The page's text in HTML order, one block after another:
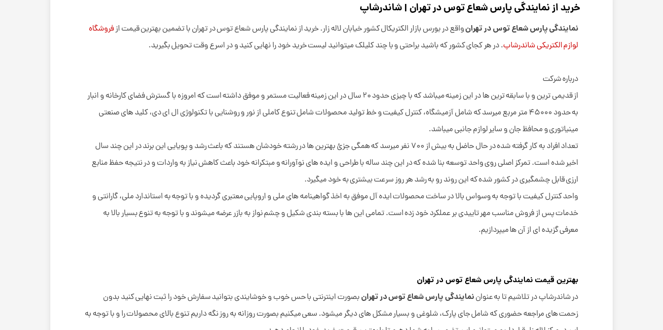
نمایندگی پارس شعاع توس در تهرانواقع در بورس بازار الکتریکال کشور خیابان لاله زار. خرید از نمایندگی پارس شعاع توس در تهران با تضمین بهترین قیمت ازفروشگاه
لوازم الکتریکی شاندرشاپ. در هر کجای کشور که باشید براحتی و با چند کلیلک میتوانید لیست خرید خود را نهایی کنید و در اسرع وقت تحویل بگیرید.
درباره شرکت
از قدیمی ترین و با سابقه ترین ها در این زمینه میباشد که با چیزی حدود 20 سال در این زمینه فعالیت مستمر و موفق داشته است که امروزه با گسترش فضای کارخانه و انبار
به حدود 45000 متر مربع میرسد که شامل آزمیشگاه، کنترل کیفیت و خط تولید محصولات شامل تنوع کاملی از نور و روشنایی با تکنولوژی ال ای دی، کلید های صنعتی
مینیاتوری و محافظ جان و سایر لوازم جانبی میباشد.
تعداد افراد به کار گرفته شده در حال حاضل به بیش از 700 نفر میرسد که همگی جزئ بهترین ها در رشته خودشان هستند که باعث رشد و پویایی این برند در این چند سال
اخیر شده است. تمرکز اصلی روی واحد توسعه بنا شده که در این چند ساله با طراحی و ایده های نوآورانه و مبتکرانه خود باعث کاهش نیاز به واردات و در نتیجه حفظ منابع
ارزی قابل چشمگیری در کشور شده که این روند رو به رشد هر روز سرعت بیشتری به خود میگیرد.
واحد کنترل کیفیت با توجه به وسواس بالا در ساخت محصولات ایده آل موفق به اخذ گواهینامه های ملی و اروپایی معتبری گردیده و با توجه به استاندارد ملی، گارانتی و
خدمات پس از فروش مناسب مهر تاییدی بر عملکرد خود زده است. تمامی این ها با بسته بندی شکیل و چشم نواز به بازر عرضه میشوند و با توجه به تنوع بسیار بالا به
معرفی گزیده ای از آن ها میپردازیم.
بهترین قیمت نمایندگی پارس شعاع توس در تهران
در شاندرشاپ در تلاشیم تا به عنواننمایندگی پارس شعاع توس در تهرانبصورت اینترنتی با حس خوب و خوشایندی بتوانید سفارش خود را ثبت نهایی کنید بدون
زحمت های مراجعه حضوری که شامل جای پارک، شلوغی و بسیار مشکل های دیگر میشود. سعی میکنیم بصورت روزانه به روز نگه داریم تنوع بالای محصولات را و با توجه به
خرید از نمایندگی پارس شعاع توس در تهران | شاندرشاپ